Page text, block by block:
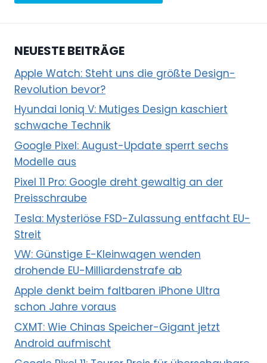
NEUESTE BEITRÄGE
Apple Watch: Steht uns die größte Design-
Revolution bevor?
Hyundai Ioniq V: Mutiges Design kaschiert
schwache Technik
Google Pixel: August-Update sperrt sechs
Modelle aus
Pixel 11 Pro: Google dreht gewaltig an der
Preisschraube
Tesla: Mysteriöse FSD-Zulassung entfacht EU-
Streit
VW: Günstige E-Kleinwagen wenden
drohende EU-Milliardenstrafe ab
Apple denkt beim faltbaren iPhone Ultra
schon Jahre voraus
CXMT: Wie Chinas Speicher-Gigant jetzt
Android aufmischt